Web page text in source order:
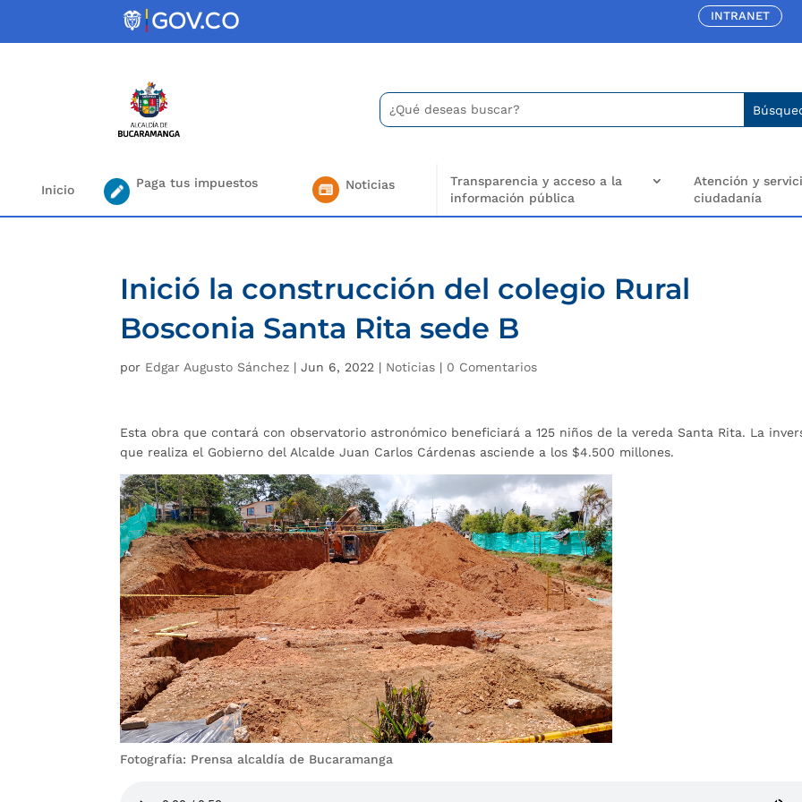
INTRANET
Buscar:
Search
for...
Inicio Paga tus impuestos Noticias
Transparencia y acceso a la
información pública
Atención y
ciudadanía
Inició la construcción del colegio Rural
Bosconia Santa Rita sede B
por Edgar Augusto Sánchez |Jun 6, 2022 | Noticias | 0 Comentarios
Esta obra que contará con observatorio astronómico beneficiará a 125 niños de la vereda Santa Rita. La
que realiza el Gobierno del Alcalde Juan Carlos Cárdenas asciende a los $4.500 millones.
Fotografía: Prensa alcaldía de Bucaramanga